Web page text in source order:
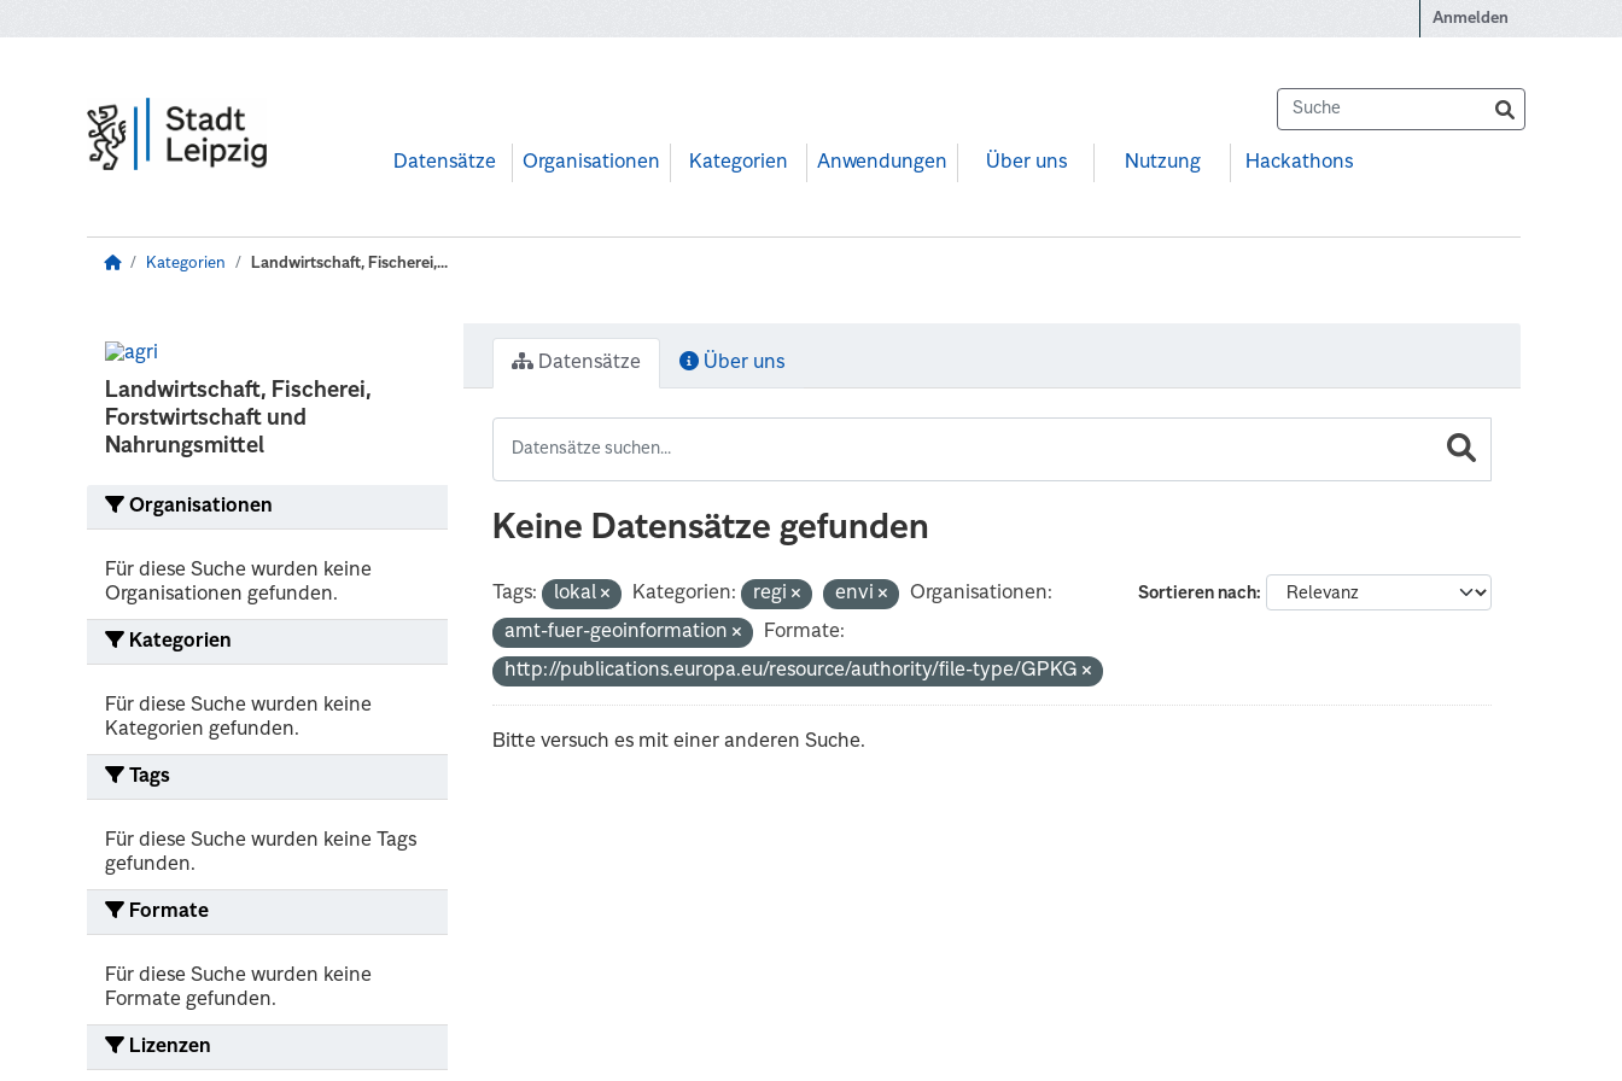
Anmelden
Datensätze Organisationen Kategorien Anwendungen Über uns Nutzung Hackathons
Kategorien Landwirtschaft, Fischerei,...
Landwirtschaft, Fischerei,
Forstwirtschaft und
Nahrungsmittel
Organisationen
Für diese Suche wurden keine
Organisationen gefunden.
Kategorien
Für diese Suche wurden keine
Kategorien gefunden.
Tags
Für diese Suche wurden keine Tags
gefunden.
Formate
Für diese Suche wurden keine
Formate gefunden.
Lizenzen
Datensätze Über uns
Keine Datensätze gefunden
Sortieren nach
Tags: lokal Kategorien: regi envi
Organisationen:
amt-fuer-geoinformation
Formate:
http://publications.europa.eu/resource/authority/file-type/GPKG
Bitte versuch es mit einer anderen Suche.